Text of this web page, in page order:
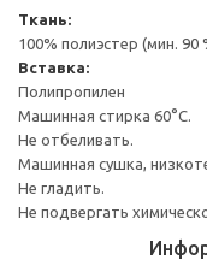
Ткань:
100% полиэстер (мин.
Вставка:
Полипропилен
Машинная стирка 60°С.
Не отбеливать.
Машинная сушка,
Не гладить.
Не подвергать